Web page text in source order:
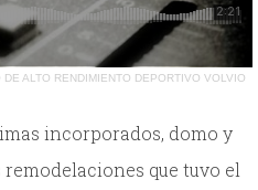
ALTO RENDIMIENTO DEPORTIVO VOLVIO
incorporados, domo y
que tuvo el